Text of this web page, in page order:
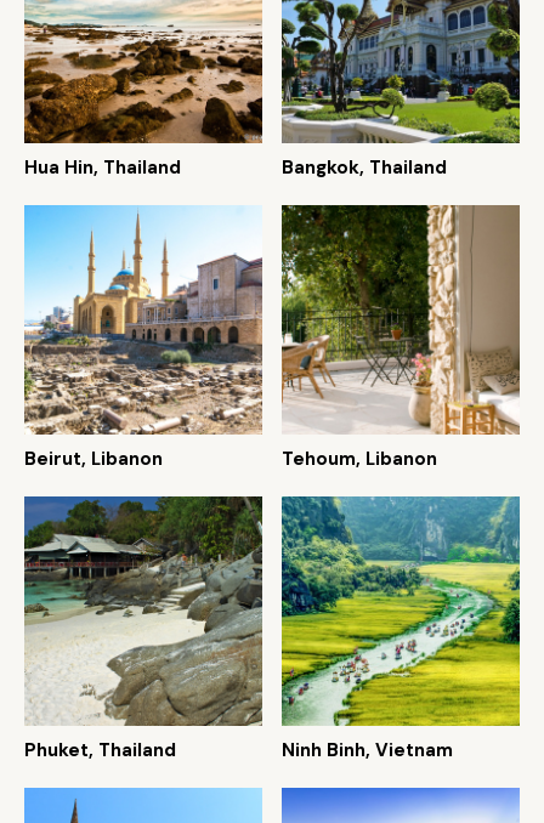
Hua Hin, Thailand Bangkok, Thailand
Beirut, Libanon Tehoum, Libanon
Phuket, Thailand Ninh Binh, Vietnam